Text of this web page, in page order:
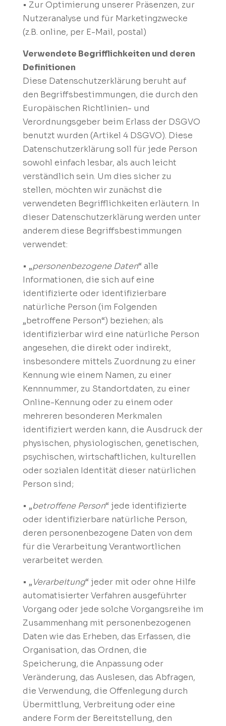
• Zur Optimierung unserer Präsenzen, zur
Nutzeranalyse und für Marketingzwecke
(z.B. online, per E-Mail, postal)
Verwendete Begrifflichkeiten und deren
Definitionen
Diese Datenschutzerklärung beruht auf
den Begriffsbestimmungen, die durch den
Europäischen Richtlinien- und
Verordnungsgeber beim Erlass der DSGVO
benutzt wurden (Artikel 4 DSGVO). Diese
Datenschutzerklärung soll für jede Person
sowohl einfach lesbar, als auch leicht
verständlich sein. Um dies sicher zu
stellen, möchten wir zunächst die
verwendeten Begrifflichkeiten erläutern. In
dieser Datenschutzerklärung werden unter
anderem diese Begriffsbestimmungen
verwendet:
• „personenbezogene Daten“ alle
Informationen, die sich auf eine
identifizierte oder identifizierbare
natürliche Person (im Folgenden
„betroffene Person“) beziehen; als
identifizierbar wird eine natürliche Person
angesehen, die direkt oder indirekt,
insbesondere mittels Zuordnung zu einer
Kennung wie einem Namen, zu einer
Kennnummer, zu Standortdaten, zu einer
Online-Kennung oder zu einem oder
mehreren besonderen Merkmalen
identifiziert werden kann, die Ausdruck der
physischen, physiologischen, genetischen,
psychischen, wirtschaftlichen, kulturellen
oder sozialen Identität dieser natürlichen
Person sind;
• „betroffene Person“ jede identifizierte
oder identifizierbare natürliche Person,
deren personenbezogene Daten von dem
für die Verarbeitung Verantwortlichen
verarbeitet werden.
• „Verarbeitung“ jeder mit oder ohne Hilfe
automatisierter Verfahren ausgeführter
Vorgang oder jede solche Vorgangsreihe im
Zusammenhang mit personenbezogenen
Daten wie das Erheben, das Erfassen, die
Organisation, das Ordnen, die
Speicherung, die Anpassung oder
Veränderung, das Auslesen, das Abfragen,
die Verwendung, die Offenlegung durch
Übermittlung, Verbreitung oder eine
andere Form der Bereitstellung, den